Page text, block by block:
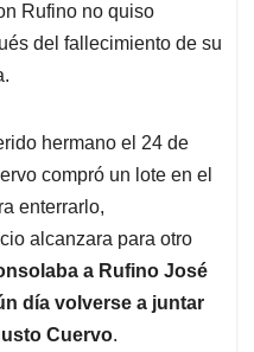
Rufino no quiso
del fallecimiento de su
hermano el 24 de
compró un lote en el
enterrarlo,
alcanzara para otro
a Rufino José
día volverse a juntar
Cuervo.